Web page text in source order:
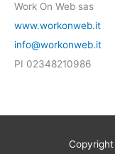
c
a
:
Work On Web sas
www.workonweb.it
info@workonweb.it
PI 02348210986